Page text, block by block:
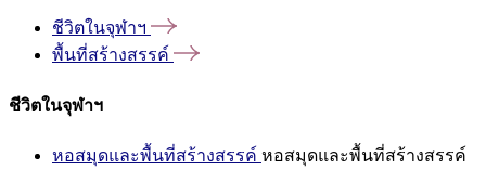
ชีวิตในจุฬาฯ
พื้นที่สร้างสรรค์
ชีวิตในจุฬาฯ
หอสมุดและพื้นที่สร้างสรรค์ หอสมุดและพื้นที่สร้างสรรค์